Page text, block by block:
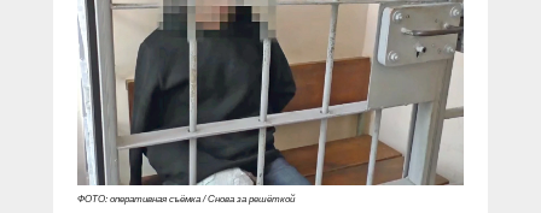
Социальные ролики
Документальные фильмы
Прямой разговор
В знании сила
Специальный репортаж
КиберПОСТОВОЙ
Газета «Щит и меч»
Журнал «Полиция России»
О ПОРТАЛЕ
Контакты
Вакансии
ФОТО: оперативная съёмка / Снова за решёткой